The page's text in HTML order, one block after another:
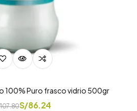
100% Puro frasco vidrio 500gr
107.80S/86.24